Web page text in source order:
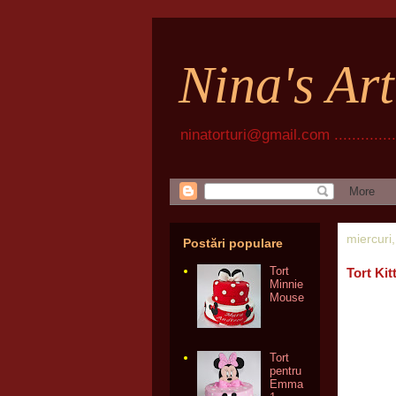
Nina's
ninatorturi@gmail.com
Tort
Postări populare
Tort
Minnie
Mouse
Tort
pentru
Emma